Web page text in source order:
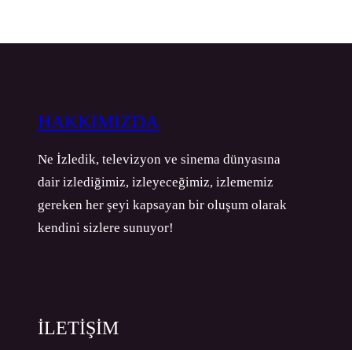
HAKKIMIZDA
Ne İzledik, televizyon ve sinema dünyasına
dair izlediğimiz, izleyeceğimiz, izlememiz
gereken her şeyi kapsayan bir oluşum olarak
kendini sizlere sunuyor!
İLETİŞİM